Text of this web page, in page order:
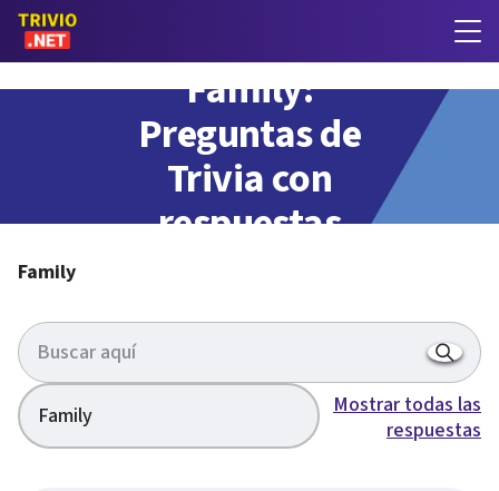
Family:
Preguntas de
Trivia con
respuestas
Family
Family
Mostrar todas las
respuestas